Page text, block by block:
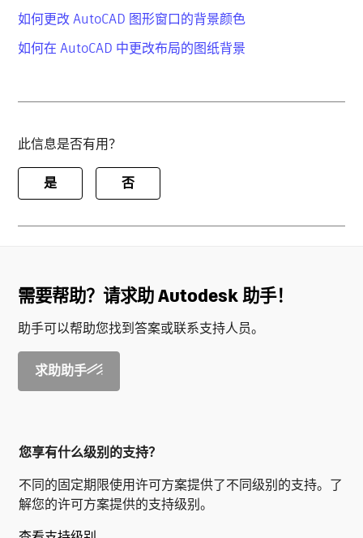
如何更改 AutoCAD 图形窗口的背景颜色
如何在 AutoCAD 中更改布局的图纸背景
此信息是否有用？
是 否
需要帮助？请求助 Autodesk 助手！
助手可以帮助您找到答案或联系支持人员。
求助助手
您享有什么级别的支持？
不同的固定期限使用许可方案提供了不同级别的支持。了
解您的许可方案提供的支持级别。